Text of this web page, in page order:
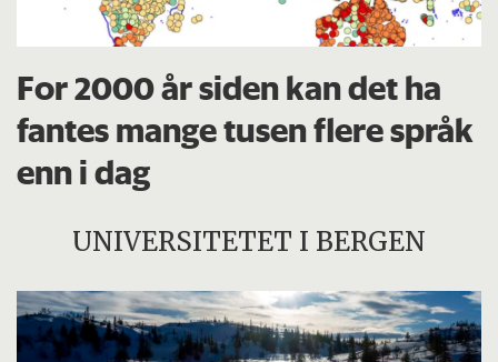
For 2000 år siden kan det ha
fantes mange tusen flere språk
enn i dag
UNIVERSITETET I BERGEN